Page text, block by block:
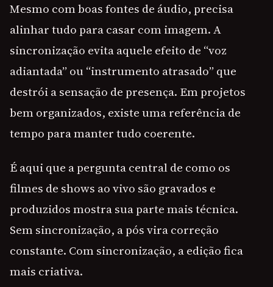
Mesmo com boas fontes de áudio, precisa
alinhar tudo para casar com imagem. A
sincronização evita aquele efeito de “voz
adiantada” ou “instrumento atrasado” que
destrói a sensação de presença. Em projetos
bem organizados, existe uma referência de
tempo para manter tudo coerente.
É aqui que a pergunta central de como os
filmes de shows ao vivo são gravados e
produzidos mostra sua parte mais técnica.
Sem sincronização, a pós vira correção
constante. Com sincronização, a edição fica
mais criativa.